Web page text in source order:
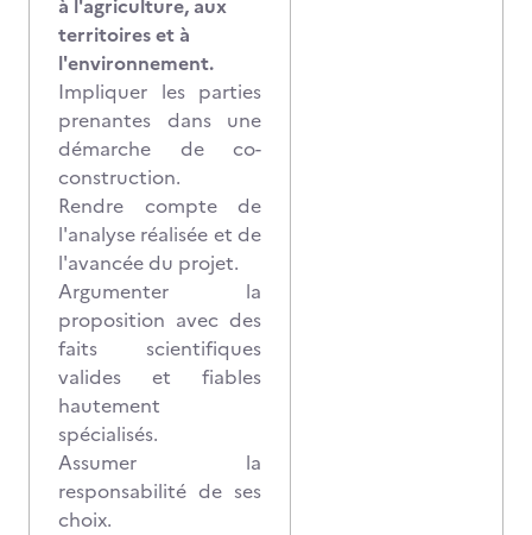
à l'agriculture, aux
territoires et à
l'environnement.
Impliquer les parties
prenantes dans une
démarche de co-
construction.
Rendre compte de
l'analyse réalisée et de
l'avancée du projet.
Argumenter la
proposition avec des
faits scientifiques
valides et fiables
hautement
spécialisés.
Assumer la
responsabilité de ses
choix.